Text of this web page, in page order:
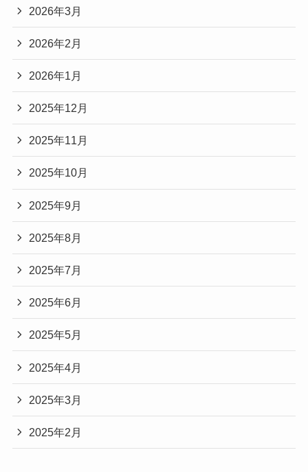
2026年3月
2026年2月
2026年1月
2025年12月
2025年11月
2025年10月
2025年9月
2025年8月
2025年7月
2025年6月
2025年5月
2025年4月
2025年3月
2025年2月